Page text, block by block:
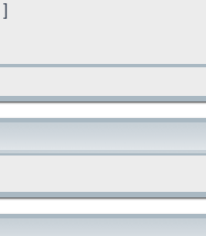
]